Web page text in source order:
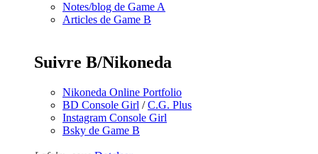
Notes/blog de Game A
Articles de Game B
Suivre B/Nikoneda
Nikoneda Online Portfolio
BD Console Girl /C.G. Plus
Instagram Console Girl
Bsky de Game B